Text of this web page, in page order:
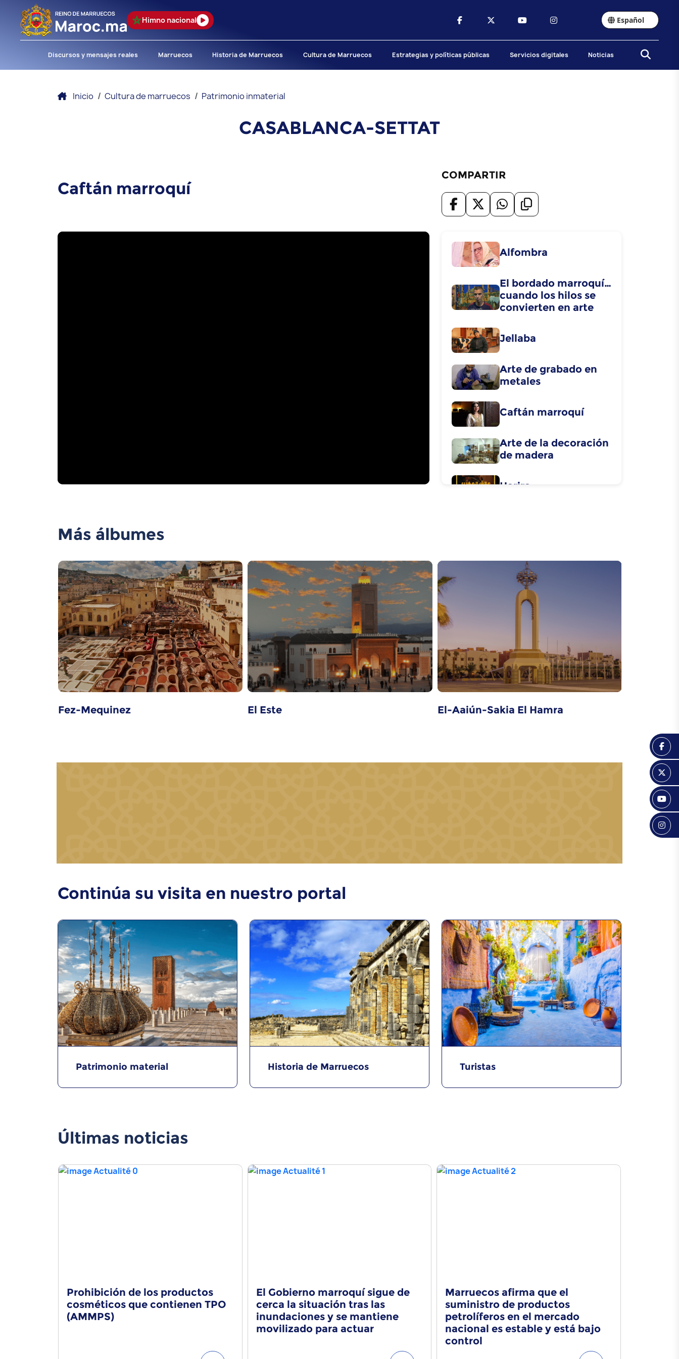
Himno nacional Español
Discursos y mensajes reales Marruecos Historia de Marruecos Cultura de Marruecos Estrategias y políticas públicas Servicios digitales Noticias
Inicio Cultura de marruecos Patrimonio inmaterial
CASABLANCA-SETTAT
Caftán marroquí
COMPARTIR
Alfombra
El bordado marroquí…
cuando los hilos se
convierten en arte
Jellaba
Arte de grabado en
metales
Caftán marroquí
Arte de la decoración
de madera
Harira
Caftan
Acrobaties - Cirque
Más álbumes
Fez-Mequinez El Este El-Aaiún-Sakia El Hamra
Continúa su visita en nuestro portal
Patrimonio material Historia de Marruecos Turistas
Últimas noticias
Prohibición de los productos
cosméticos que contienen TPO
(AMMPS)
El Gobierno marroquí sigue de
cerca la situación tras las
inundaciones y se mantiene
movilizado para actuar
Marruecos afirma que el
suministro de productos
petrolíferos en el mercado
nacional es estable y está bajo
control